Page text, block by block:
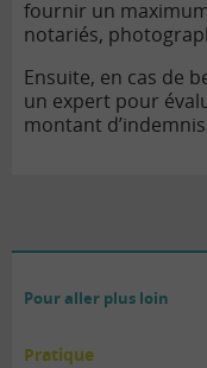
fournir un
notariés,
Ensuite, en cas de
un expert pour
montant
Pour aller plus loin
Pratique